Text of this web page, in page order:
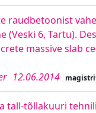
raudbetoonist
(Veski 6, Tartu).
massive slab
12.06.2014
tall-tõllakuuri